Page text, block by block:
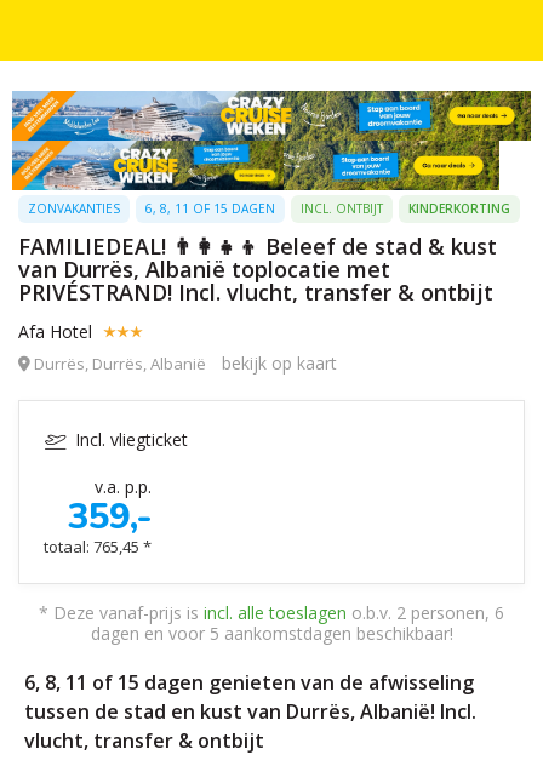
ZONVAKANTIES 6, 8, 11 OF 15 DAGEN INCL. ONTBIJT KINDERKORTING
FAMILIEDEAL! 👨‍👩‍👧‍👦 Beleef de stad & kust
van Durrës, Albanië toplocatie met
PRIVÉSTRAND! Incl. vlucht, transfer & ontbijt
Afa Hotel
Durrës, Durrës, Albanië bekijk op kaart
Incl. vliegticket
v.a. p.p.
359,-
totaal: 765,45 *
* Deze vanaf-prijs is incl. alle toeslagen o.b.v. 2 personen, 6
dagen en voor 5 aankomstdagen beschikbaar!
6, 8, 11 of 15 dagen genieten van de afwisseling
tussen de stad en kust van Durrës, Albanië! Incl.
vlucht, transfer & ontbijt